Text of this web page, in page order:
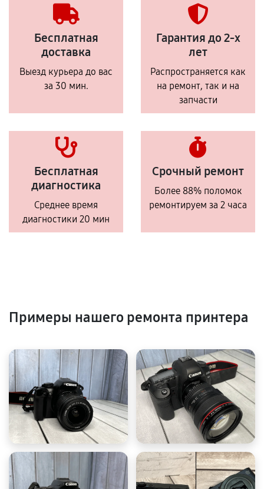
Бесплатная
доставка
Выезд курьера до вас
за 30 мин.
Гарантия до 2-х
лет
Распространяется как
на ремонт, так и на
запчасти
Бесплатная
диагностика
Среднее время
диагностики 20 мин
Срочный ремонт
Более 88% поломок
ремонтируем за 2 часа
Примеры нашего ремонта принтера